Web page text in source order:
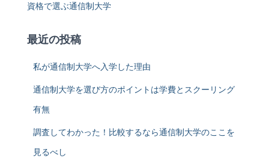
資格で選ぶ通信制大学
最近の投稿
私が通信制大学へ入学した理由
通信制大学を選び方のポイントは学費とスクーリング
有無
調査してわかった！比較するなら通信制大学のここを
見るべし